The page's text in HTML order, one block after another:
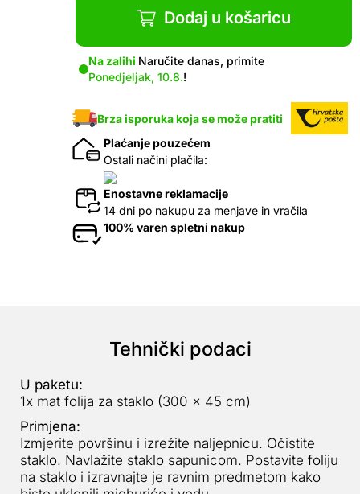
Dodaj u košaricu
Na zalihi Naručite danas, primite
Ponedjeljak, 10.8.!
Brza isporuka koja se može pratiti
Plaćanje pouzećem
Ostali načini plačila:
Enostavne reklamacije
14 dni po nakupu za menjave in vračila
100% varen spletni nakup
Tehnički podaci
U paketu:
1x mat folija za staklo (300 x 45 cm)
Primjena:
Izmjerite površinu i izrežite naljepnicu. Očistite
staklo. Navlažite staklo sapunicom. Postavite foliju
na staklo i izravnajte je ravnim predmetom kako